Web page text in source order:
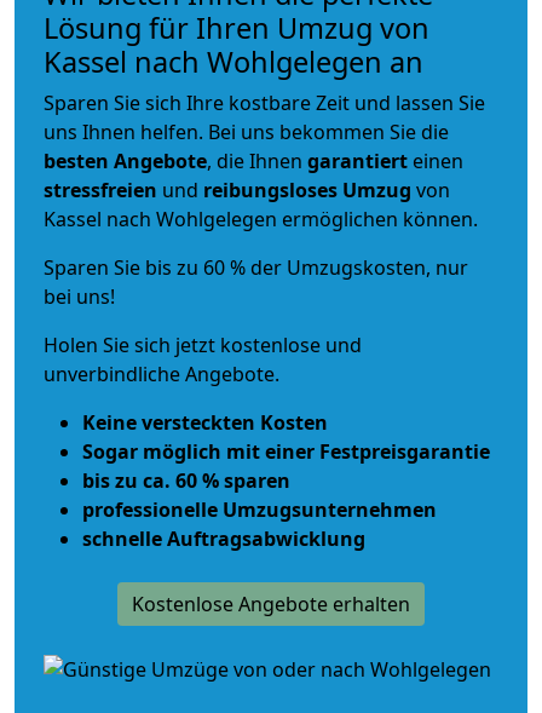
Lösung für Ihren Umzug von
Kassel nach Wohlgelegen an
Sparen Sie sich Ihre kostbare Zeit und lassen Sie
uns Ihnen helfen. Bei uns bekommen Sie die
besten Angebote, die Ihnen garantiert einen
stressfreien und reibungsloses Umzug von
Kassel nach Wohlgelegen ermöglichen können.
Sparen Sie bis zu 60 % der Umzugskosten, nur
bei uns!
Holen Sie sich jetzt kostenlose und
unverbindliche Angebote.
Keine versteckten Kosten
Sogar möglich mit einer Festpreisgarantie
bis zu ca. 60 % sparen
professionelle Umzugsunternehmen
schnelle Auftragsabwicklung
Kostenlose Angebote erhalten